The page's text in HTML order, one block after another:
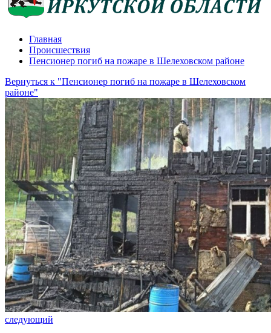
Главная
Происшествия
Пенсионер погиб на пожаре в Шелеховском районе
Вернуться к "Пенсионер погиб на пожаре в Шелеховском
районе"
следующий